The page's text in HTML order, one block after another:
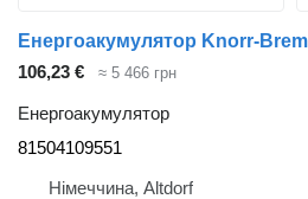
106,23 € ≈ 5 466 грн
Енергоакумулятор
81504109551
Німеччина, Altdorf